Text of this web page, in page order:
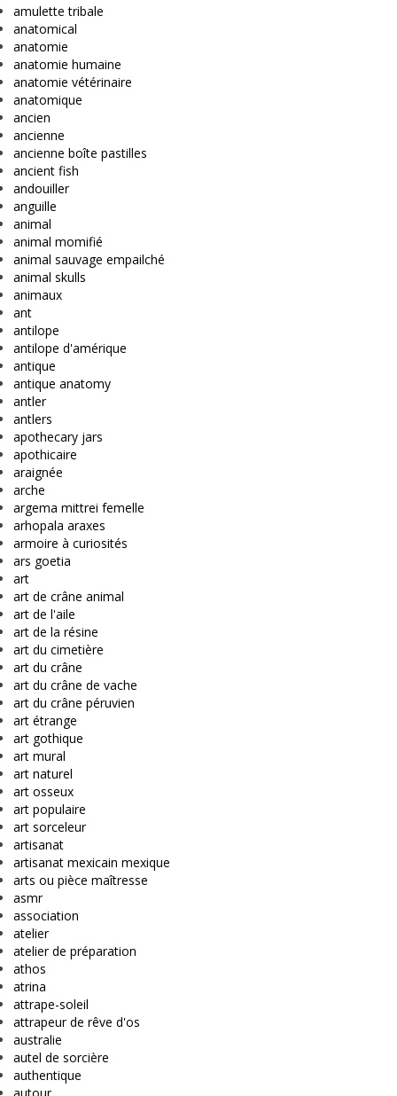
amulette tribale
anatomical
anatomie
anatomie humaine
anatomie vétérinaire
anatomique
ancien
ancienne
ancienne boîte pastilles
ancient fish
andouiller
anguille
animal
animal momifié
animal sauvage empailché
animal skulls
animaux
ant
antilope
antilope d'amérique
antique
antique anatomy
antler
antlers
apothecary jars
apothicaire
araignée
arche
argema mittrei femelle
arhopala araxes
armoire à curiosités
ars goetia
art
art de crâne animal
art de l'aile
art de la résine
art du cimetière
art du crâne
art du crâne de vache
art du crâne péruvien
art étrange
art gothique
art mural
art naturel
art osseux
art populaire
art sorceleur
artisanat
artisanat mexicain mexique
arts ou pièce maîtresse
asmr
association
atelier
atelier de préparation
athos
atrina
attrape-soleil
attrapeur de rêve d'os
australie
autel de sorcière
authentique
autour